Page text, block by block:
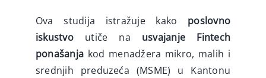
Ova studija istražuje kako poslovno
iskustvoutiče na usvajanje Fintech
ponašanja kod menadžera mikro, malih i
srednjih preduzeća (MSME) u Kantonu